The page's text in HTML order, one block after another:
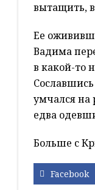
вытащить,
Ее
Вадима
в какой-то
умчался на
едва
Больше с
Facebook